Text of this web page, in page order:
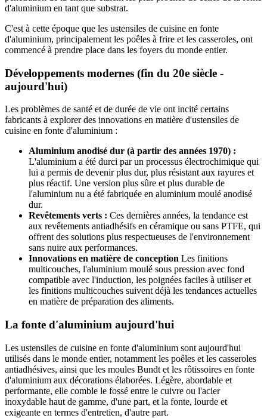
d'aluminium en tant que substrat.
C'est à cette époque que les ustensiles de cuisine en fonte
d'aluminium, principalement les poêles à frire et les casseroles, ont
commencé à prendre place dans les foyers du monde entier.
Développements modernes (fin du 20e siècle -
aujourd'hui)
Les problèmes de santé et de durée de vie ont incité certains
fabricants à explorer des innovations en matière d'ustensiles de
cuisine en fonte d'aluminium :
Aluminium anodisé dur (à partir des années 1970) :
L'aluminium a été durci par un processus électrochimique qui
lui a permis de devenir plus dur, plus résistant aux rayures et
plus réactif. Une version plus sûre et plus durable de
l'aluminium nu a été fabriquée en aluminium moulé anodisé
dur.
Revêtements verts : Ces dernières années, la tendance est
aux revêtements antiadhésifs en céramique ou sans PTFE, qui
offrent des solutions plus respectueuses de l'environnement
sans nuire aux performances.
Innovations en matière de conception Les finitions
multicouches, l'aluminium moulé sous pression avec fond
compatible avec l'induction, les poignées faciles à utiliser et
les finitions multicouches suivent déjà les tendances actuelles
en matière de préparation des aliments.
La fonte d'aluminium aujourd'hui
Les ustensiles de cuisine en fonte d'aluminium sont aujourd'hui
utilisés dans le monde entier, notamment les poêles et les casseroles
antiadhésives, ainsi que les moules Bundt et les rôtissoires en fonte
d'aluminium aux décorations élaborées. Légère, abordable et
performante, elle comble le fossé entre le cuivre ou l'acier
inoxydable haut de gamme, d'une part, et la fonte, lourde et
exigeante en termes d'entretien, d'autre part.